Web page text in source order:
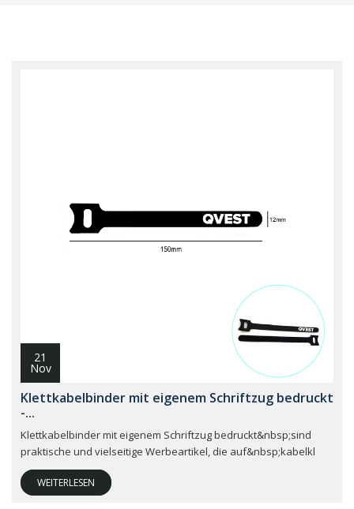
21
Nov
Klettkabelbinder mit eigenem Schriftzug bedruckt
-...
Klettkabelbinder mit eigenem Schriftzug bedruckt&nbsp;sind
praktische und vielseitige Werbeartikel, die auf&nbsp;kabelkl
WEITERLESEN